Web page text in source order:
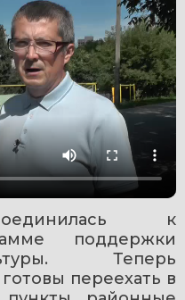
к
поддержки
Теперь
переехать в